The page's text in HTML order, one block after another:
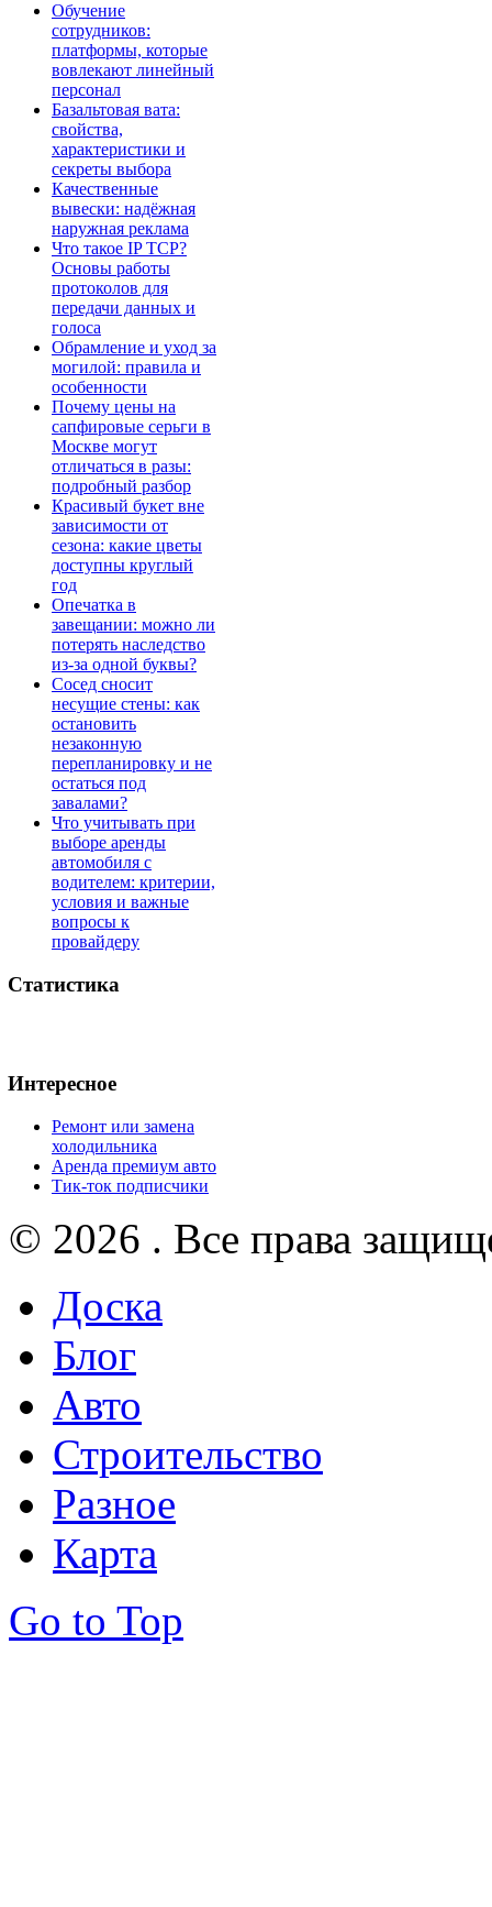
Обучение
сотрудников:
платформы, которые
вовлекают линейный
персонал
Базальтовая вата:
свойства,
характеристики и
секреты выбора
Качественные
вывески: надёжная
наружная реклама
Что такое IP TCP?
Основы работы
протоколов для
передачи данных и
голоса
Обрамление и уход за
могилой: правила и
особенности
Почему цены на
сапфировые серьги в
Москве могут
отличаться в разы:
подробный разбор
Красивый букет вне
зависимости от
сезона: какие цветы
доступны круглый
год
Опечатка в
завещании: можно ли
потерять наследство
из-за одной буквы?
Сосед сносит
несущие стены: как
остановить
незаконную
перепланировку и не
остаться под
завалами?
Что учитывать при
выборе аренды
автомобиля с
водителем: критерии,
условия и важные
вопросы к
провайдеру
Статистика
Интересное
Ремонт или замена
холодильника
Аренда премиум авто
Тик-ток подписчики
© 2026 . Все права
Доска
Блог
Авто
Строительство
Разное
Карта
Go to Top